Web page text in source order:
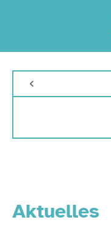
Aktuelles